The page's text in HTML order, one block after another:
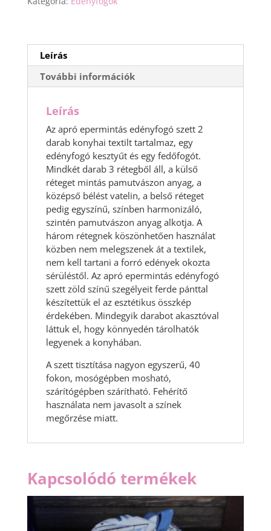
db-
Leírás
További információk
Leírás
Az apró epermintás edényfogó szett 2
darab konyhai textilt tartalmaz, egy
edényfogó kesztyűt és egy fedőfogót.
Mindkét darab 3 rétegből áll, a külső
réteget mintás pamutvászon anyag, a
középső bélést vatelin, a belső réteget
pedig egyszínű, színben harmonizáló,
szintén pamutvászon anyag alkotja. A
három rétegnek köszönhetően használat
közben nem melegszenek át a textilek,
nem kell tartani a forró edények okozta
sérüléstől. Az apró epermintás edényfogó
szett zöld színű szegélyeit ferde pánttal
készítettük el az esztétikus összkép
érdekében. Mindegyik darabot akasztóval
láttuk el, hogy könnyedén tárolhatók
legyenek a konyhában.
A szett tisztítása nagyon egyszerű, 40
fokon, mosógépben mosható,
szárítógépben szárítható. Fehérítő
használata nem javasolt a színek
megőrzése miatt.
Kapcsolódó termékek